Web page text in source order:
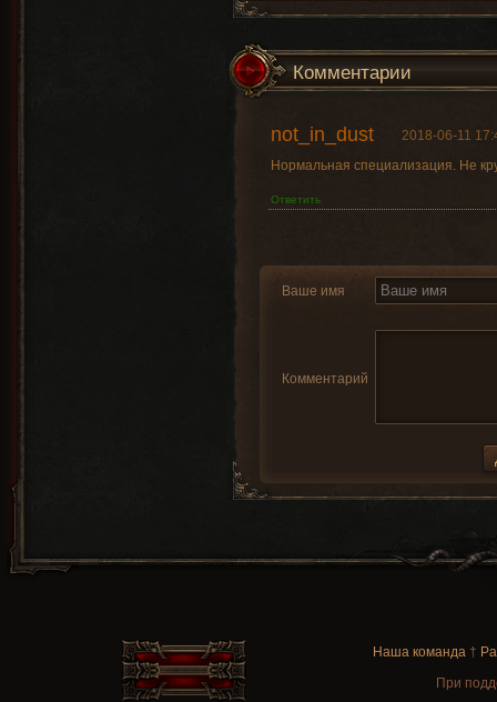
Комментарии
not_in_dust
2018-06-11
Нормальная специализация. Не
Ответить
Ваше имя
Комментарий
Наша команда†
При